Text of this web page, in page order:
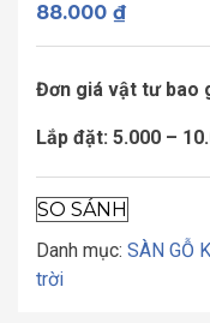
đánh giá
88.000 ₫
Đơn giá vật tư bao
Lắp đặt: 5.000 –
SO SÁNH
Danh mục: SÀN GỖ
trời